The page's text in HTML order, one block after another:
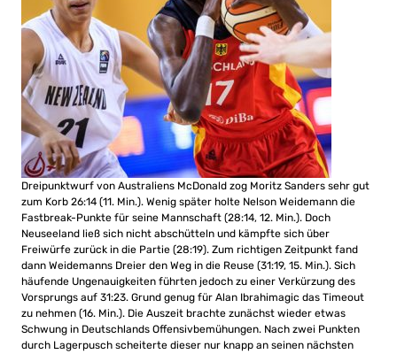
Dreipunktwurf von Australiens McDonald zog Moritz Sanders sehr gut
zum Korb 26:14 (11. Min.). Wenig später holte Nelson Weidemann die
Fastbreak-Punkte für seine Mannschaft (28:14, 12. Min.). Doch
Neuseeland ließ sich nicht abschütteln und kämpfte sich über
Freiwürfe zurück in die Partie (28:19). Zum richtigen Zeitpunkt fand
dann Weidemanns Dreier den Weg in die Reuse (31:19, 15. Min.). Sich
häufende Ungenauigkeiten führten jedoch zu einer Verkürzung des
Vorsprungs auf 31:23. Grund genug für Alan Ibrahimagic das Timeout
zu nehmen (16. Min.). Die Auszeit brachte zunächst wieder etwas
Schwung in Deutschlands Offensivbemühungen. Nach zwei Punkten
durch Lagerpusch scheiterte dieser nur knapp an seinen nächsten